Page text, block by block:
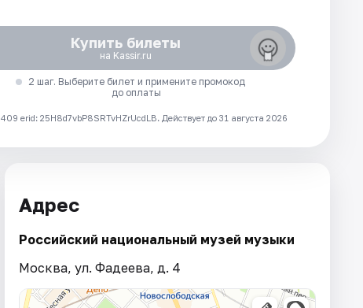
Купить билеты
на Kassir.ru
2 шаг. Выберите билет и примените промокод
до оплаты
25H8d7vbP8SRTvHZrUcdLB. Действует до 31 августа 2026
Адрес
Российский национальный музей музыки
Москва, ул. Фадеева, д. 4